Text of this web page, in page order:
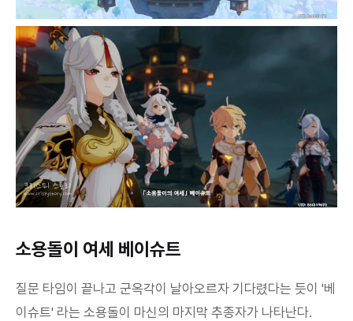
소용돌이 여세 베이슈트
질문 타임이 끝나고 군옥각이 날아오르자 기다렸다는 듯이 '베
이슈트' 라는 소용돌이 마신의 마지막 추종자가 나타난다.